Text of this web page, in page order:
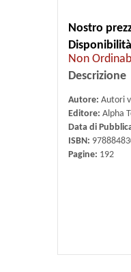
Nostro
Non
Descrizione
Autore: Autori
Editore: Alpha
Data di
ISBN:
Pagine: 192